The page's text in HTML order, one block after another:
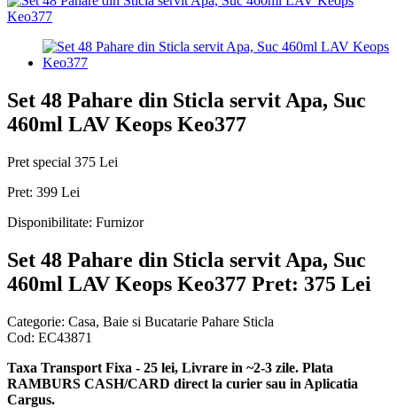
Set 48 Pahare din Sticla servit Apa, Suc
460ml LAV Keops Keo377
Pret special 375 Lei
Pret: 399 Lei
Disponibilitate: Furnizor
Set 48 Pahare din Sticla servit Apa, Suc
460ml LAV Keops Keo377 Pret: 375 Lei
Categorie: Casa, Baie si Bucatarie Pahare Sticla
Cod: EC43871
Taxa Transport Fixa - 25 lei, Livrare in ~2-3 zile. Plata
RAMBURS CASH/CARD direct la curier sau in Aplicatia
Cargus.